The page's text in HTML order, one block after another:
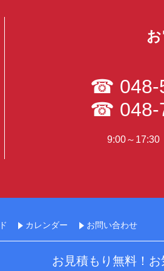
☎
☎
9:00～17:30
カレンダー お問い合わせ
お見積もり無料！